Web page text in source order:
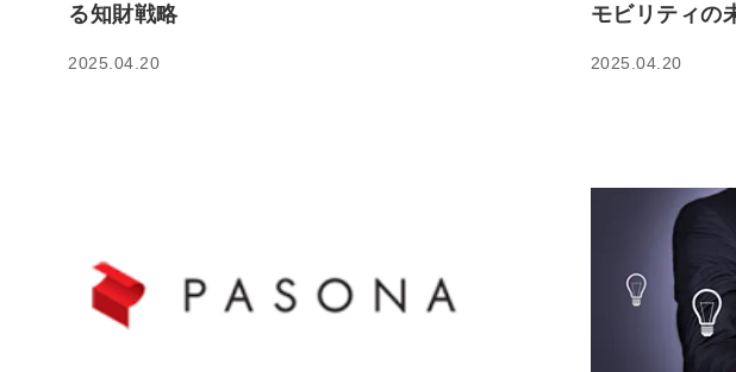
る知財戦略
2025.04.20
モビリティの
2025.04.20